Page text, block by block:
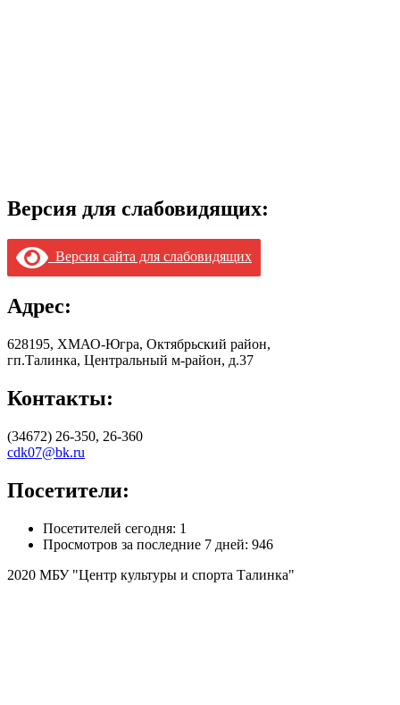
Версия для слабовидящих:
Версия сайта для слабовидящих
Адрес:
628195, ХМАО-Югра, Октябрьский район,
гп.Талинка, Центральный м-район, д.37
Контакты:
(34672) 26-350, 26-360
cdk07@bk.ru
Посетители:
Посетителей сегодня: 1
Просмотров за последние 7 дней: 946
2020 МБУ "Центр культуры и спорта Талинка"